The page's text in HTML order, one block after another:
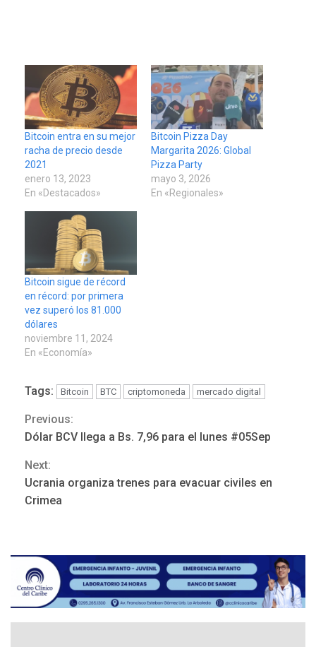
Bitcoin entra en su mejor
racha de precio desde
2021
enero 13, 2023
En «Destacados»
Bitcoin Pizza Day
Margarita 2026: Global
Pizza Party
mayo 3, 2026
En «Regionales»
Bitcoin sigue de récord
en récord: por primera
vez superó los 81.000
dólares
noviembre 11, 2024
En «Economía»
Tags: Bitcoin BTC criptomoneda mercado digital
Continue
Reading
Previous:
Dólar BCV llega a Bs. 7,96 para el lunes #05Sep
Next:
Ucrania organiza trenes para evacuar civiles en
Crimea
3
Gobernadora llevó tanques
a Corazón de Mi Patria
4
con plan de contingencia